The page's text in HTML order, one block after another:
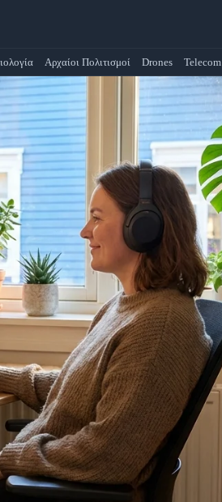
Αρχαίοι Πολιτισμοί Drones Telecom